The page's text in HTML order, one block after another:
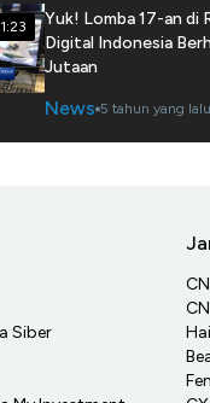
Yuk! Lomba 17-an di
Digital Indonesia
Jutaan
News 5 tahun yang lalu
Siber